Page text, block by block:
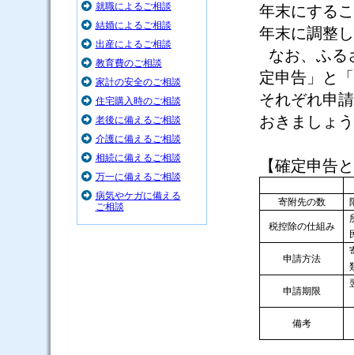
就職によるご相談
結婚によるご相談
出産によるご相談
教育費のご相談
家計の安全のご相談
住宅購入時のご相談
老後に備えるご相談
介護に備えるご相談
相続に備えるご相談
万一に備えるご相談
病気やケガに備える
ご相談
年末にする
年末に調整
なお、ふる
定申告」と
それぞれ申
おきましょ
【確定申告
寄附先の数
税控除の仕組み
申請方法
申請期限
備考